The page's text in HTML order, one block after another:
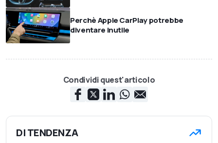
Perchè Apple CarPlay potrebbe
diventare inutile
Condividi quest'articolo
DI TENDENZA